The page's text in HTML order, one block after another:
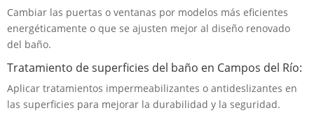
Cambiar las puertas o ventanas por modelos más eficientes
energéticamente o que se ajusten mejor al diseño renovado
del baño.
Tratamiento de superficies del baño en Campos del Río:
Aplicar tratamientos impermeabilizantes o antideslizantes en
las superficies para mejorar la durabilidad y la seguridad.